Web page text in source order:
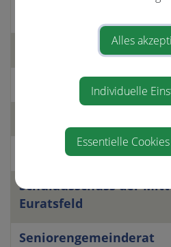
Pressedienst der
Prüfungsausschuss
Schulangelegenheiten
Schulausschuss der
Euratsfeld
Seniorengemeinderat
Alles
Individuelle
Essentielle